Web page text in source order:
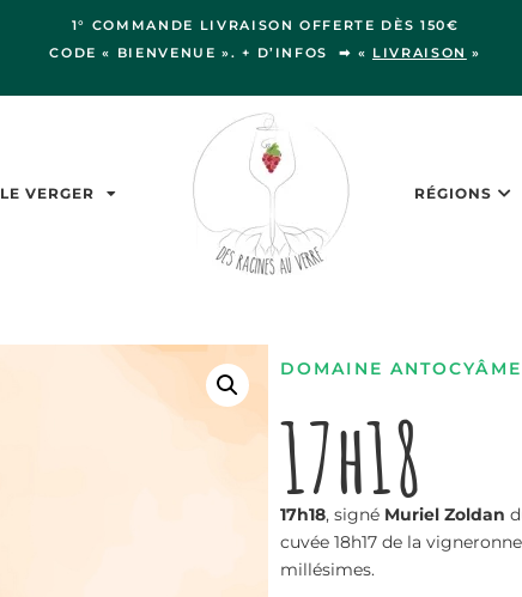
1° COMMANDE LIVRAISON OFFERTE DÈS 150€
CODE « BIENVENUE ». + D’INFOS ➡ « LIVRAISON »
LE VERGER RÉGIONS
DOMAINE ANTOCYÂME
17h18
17h18, signé Muriel Zoldan
cuvée 18h17 de la
millésimes.